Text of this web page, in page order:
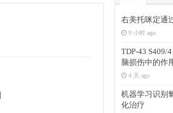
右美托咪定通
9 小时 ago
TDP-43 S409/
脑损伤中的作
4 天 ago
机器学习识别
化治疗